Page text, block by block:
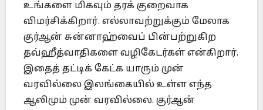
உங்களை மிகவும் தரக் குறைவாக
விமர்சிக்கிறார். எல்லாவற்றுக்கும் மேலாக
குர்ஆன் சுன்னாஹ்வைப் பின்பற்றுகிற
தவ்ஹீத்வாதிகளை வழிகேடர்கள் என்கிறார்.
இதைத் தட்டிக் கேட்க யாரும் முன்
வரவில்லை இலங்கையில் உள்ள எந்த
ஆலிமும் முன் வரவில்லை. குர்ஆன்